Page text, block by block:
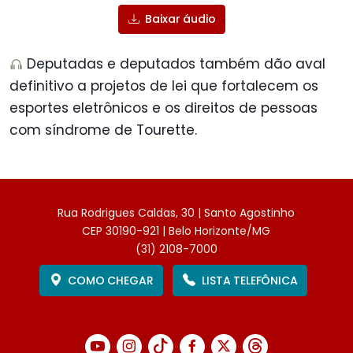
Baixar áudio
Deputadas e deputados também dão aval
definitivo a projetos de lei que fortalecem os
esportes eletrônicos e os direitos de pessoas
com síndrome de Tourette.
Rua Rodrigues Caldas, 30 | Santo Agostinho
CEP 30190-921 | Belo Horizonte/MG
(31) 2108-7000
COMO CHEGAR
LISTA TELEFÔNICA